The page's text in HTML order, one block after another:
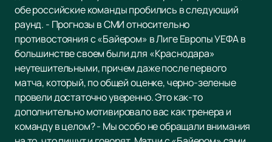
обе российские команды пробились в следующий
раунд. - Прогнозы в СМИ относительно
противостояния с «Байером» в Лиге Европы УЕФА в
большинстве своем были для «Краснодара»
неутешительными, причем даже после первого
матча, который, по общей оценке, черно-зеленые
провели достаточно уверенно. Это как-то
дополнительно мотивировало вас как тренера и
команду в целом? - Мы особо не обращали внимания